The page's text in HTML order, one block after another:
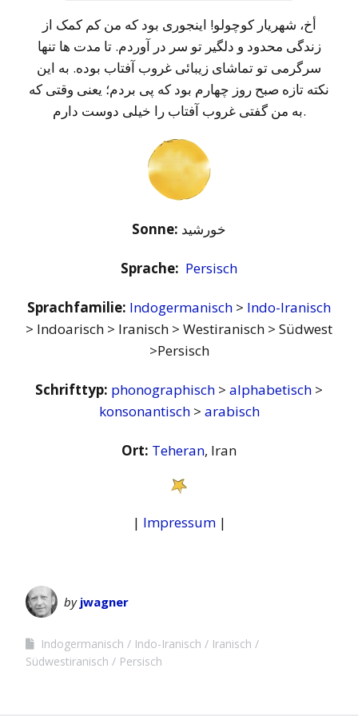
أخ، شهریار کوچولو! اینجوری بود که من کم کمک از
زندگی محدود و دلگیر تو سر در آوردم. تا مدت ها تنها
سرگرمی تو تماشای زیبائی غروب آفتاب بوده. به این
نکته تازه صبح روز چهارم بود که پی بردم؛ یعنی وقتی که
به من گفتی غروب آفتاب را خیلی دوست دارم.
Sonne: خورشید
Sprache: Persisch
Sprachfamilie: Indogermanisch > Indo-Iranisch
> Indoarisch > Iranisch > Westiranisch > Südwest
>Persisch
Schrifttyp: phonographisch > alphabetisch >
konsonantisch > arabisch
Ort: Teheran, Iran
| Impressum|
by jwagner
Indogermanisch Indo-Iranisch
Iranisch
Südwestiranisch
Persisch